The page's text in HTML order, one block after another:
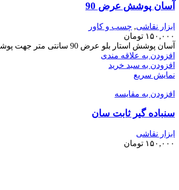
آسان پوشش عرض 90
ابزار نقاشی, چسب و کاور
۱۵۰,۰۰۰ تومان
آسان پوشش استار بلو عرض 90 سانتی متر جهت پوشاندن قسمتهای مختلف ساختمان برای جلوگیری از کثیف شدن و رنگی
افزودن به علاقه مندی
افزودن به سبد خرید
نمایش سریع
افزودن به مقایسه
سنباده گیر ثابت سان
ابزار نقاشی
۱۵۰,۰۰۰ تومان